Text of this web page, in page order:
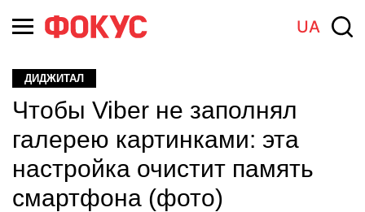
UA
ДИДЖИТАЛ
Чтобы Viber не заполнял
галерею картинками: эта
настройка очистит память
смартфона (фото)